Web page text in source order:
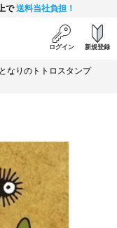
で送料当社負担！
ログイン 新規登録
なりのトトロスタンプ